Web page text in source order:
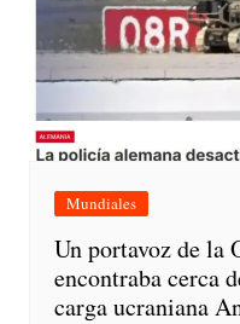
Mundiales
Un portavoz de la
encontraba cerca
carga ucraniana